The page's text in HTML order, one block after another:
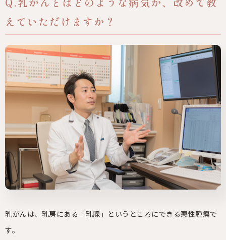
えていただけますか？
乳がんは、乳房にある「乳腺」というところにできる悪性腫瘍で
す。